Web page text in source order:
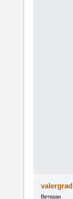
valergrad
Ветеран